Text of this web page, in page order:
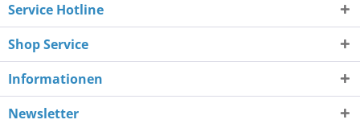
Service Hotline
Shop Service
Informationen
Newsletter